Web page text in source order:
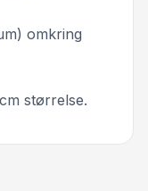
omkring
størrelse.